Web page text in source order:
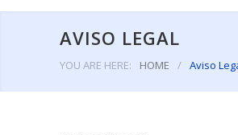
AVISO LEGAL
YOU ARE HERE: HOME / Aviso